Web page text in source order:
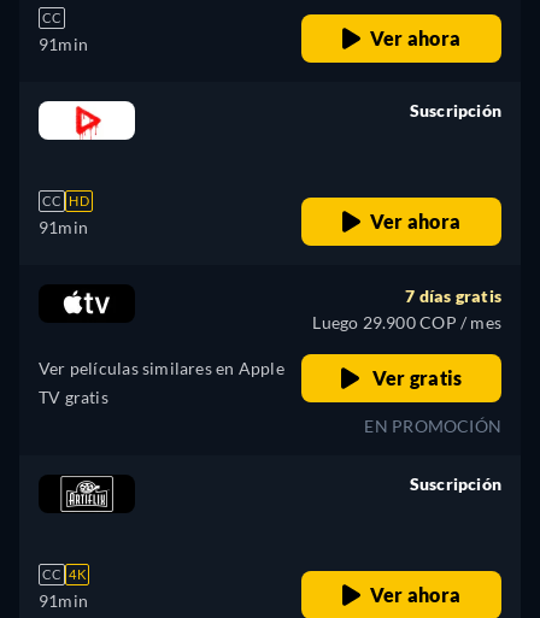
CC
91min Ver ahora
CC HD
91min
Suscripción
Ver ahora
Ver películas similares en Apple
TV gratis
7 días gratis
Luego 29.900 COP / mes
Ver gratis
EN PROMOCIÓN
CC 4K
91min
Suscripción
Ver ahora